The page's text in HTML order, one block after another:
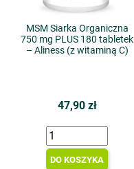
MSM Siarka Organiczna
750 mg PLUS 180 tabletek
– Aliness (z witaminą C)
47,90 zł
DO KOSZYKA